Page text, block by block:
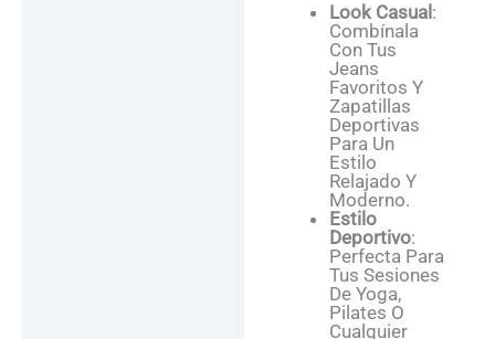
Look Casual :
Combínala
Con Tus
Jeans
Favoritos Y
Zapatillas
Deportivas
Para Un
Estilo
Relajado Y
Moderno.
Estilo
Deportivo:
Perfecta Para
Tus Sesiones
De Yoga,
Pilates O
Cualquier